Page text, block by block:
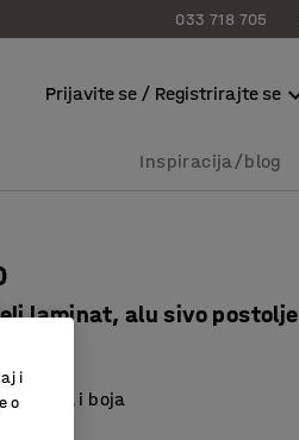
033 718 705
Prijavite se / Registrirajte se
Inspiracija/blog
laminat, alu sivo postolje
veličina i boja
i
o